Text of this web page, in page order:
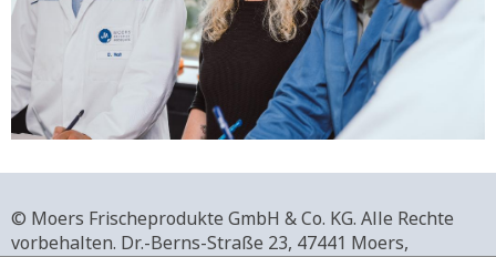
© Moers Frischeprodukte GmbH & Co. KG. Alle Rechte
vorbehalten. Dr.-Berns-Straße 23, 47441 Moers,